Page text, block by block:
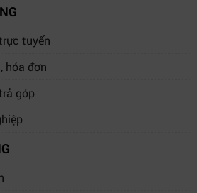
tuyến
hóa đơn
góp